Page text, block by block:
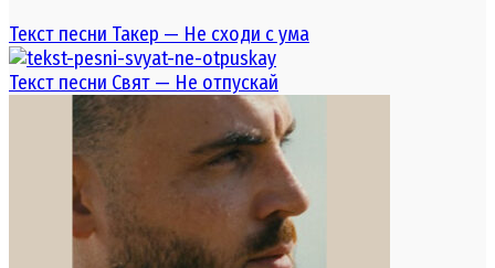
Текст песни Такер — Не сходи с ума
Текст песни Свят — Не отпускай